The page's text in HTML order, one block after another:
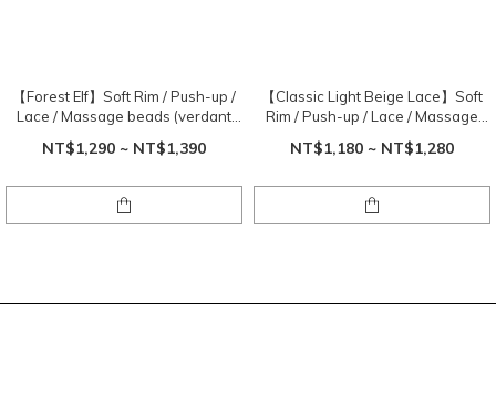
【Forest Elf】Soft Rim / Push-up /
Lace / Massage beads (verdant
NT$1,290 ~ NT$1,390
【Classic Light Beige Lace】Soft
Rim / Push-up / Lace / Massage
NT$1,180 ~ NT$1,280